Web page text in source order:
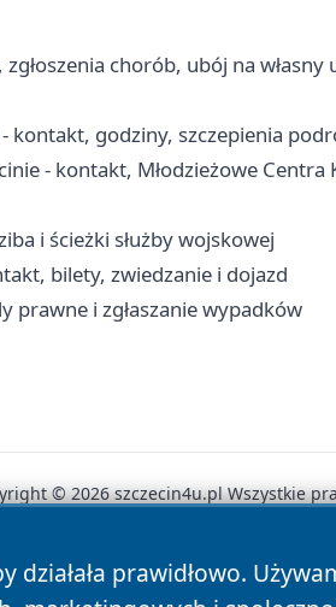
chorób, ubój na własny
kontakt, godziny, szczepienia
- kontakt, Młodzieżowe Centra
i ścieżki służby wojskowej
bilety, zwiedzanie i dojazd
prawne i zgłaszanie wypadków
działała prawidłowo.
© 2026 szczecin4u.pl Wszystkie
Autorzy Polityka Prywatności